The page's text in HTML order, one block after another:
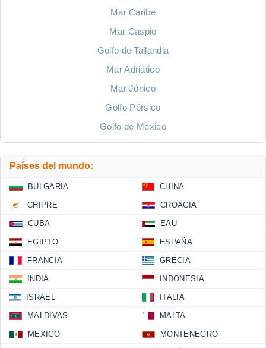
Mar Caribe
Mar Caspio
Golfo de Tailandia
Mar Adriático
Mar Jónico
Golfo Pérsico
Golfo de Mexico
Países del mundo:
BULGARIA CHINA
CHIPRE CROACIA
CUBA EAU
EGIPTO ESPAÑA
FRANCIA GRECIA
INDIA INDONESIA
ISRAEL ITALIA
MALDIVAS MALTA
MEXICO MONTENEGRO